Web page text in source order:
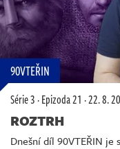
90VTEŘIN
Série 3·Epizoda 21 ·22. 8.
ROZTRH
Dnešní díl 90VTEŘIN je